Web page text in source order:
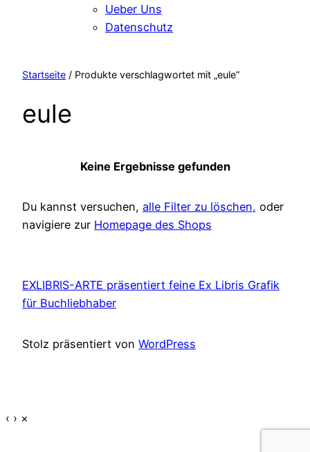
Ueber Uns
Datenschutz
Startseite / Produkte verschlagwortet mit „eule“
eule
Keine Ergebnisse gefunden
Du kannst versuchen, alle Filter zu löschen, oder
navigiere zur Homepage des Shops
EXLIBRIS-ARTE präsentiert feine Ex Libris Grafik
für Buchliebhaber
Stolz präsentiert von WordPress
‹ › ×